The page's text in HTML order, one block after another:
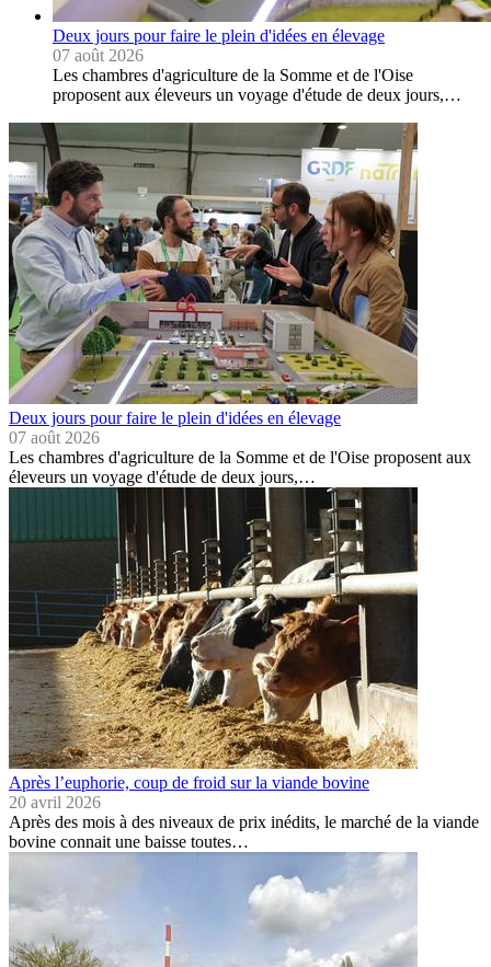
Deux jours pour faire le plein d'idées en élevage
07 août 2026
Les chambres d'agriculture de la Somme et de l'Oise
proposent aux éleveurs un voyage d'étude de deux jours,…
Deux jours pour faire le plein d'idées en élevage
07 août 2026
Les chambres d'agriculture de la Somme et de l'Oise proposent aux
éleveurs un voyage d'étude de deux jours,…
Après l’euphorie, coup de froid sur la viande bovine
20 avril 2026
Après des mois à des niveaux de prix inédits, le marché de la viande
bovine connait une baisse toutes…